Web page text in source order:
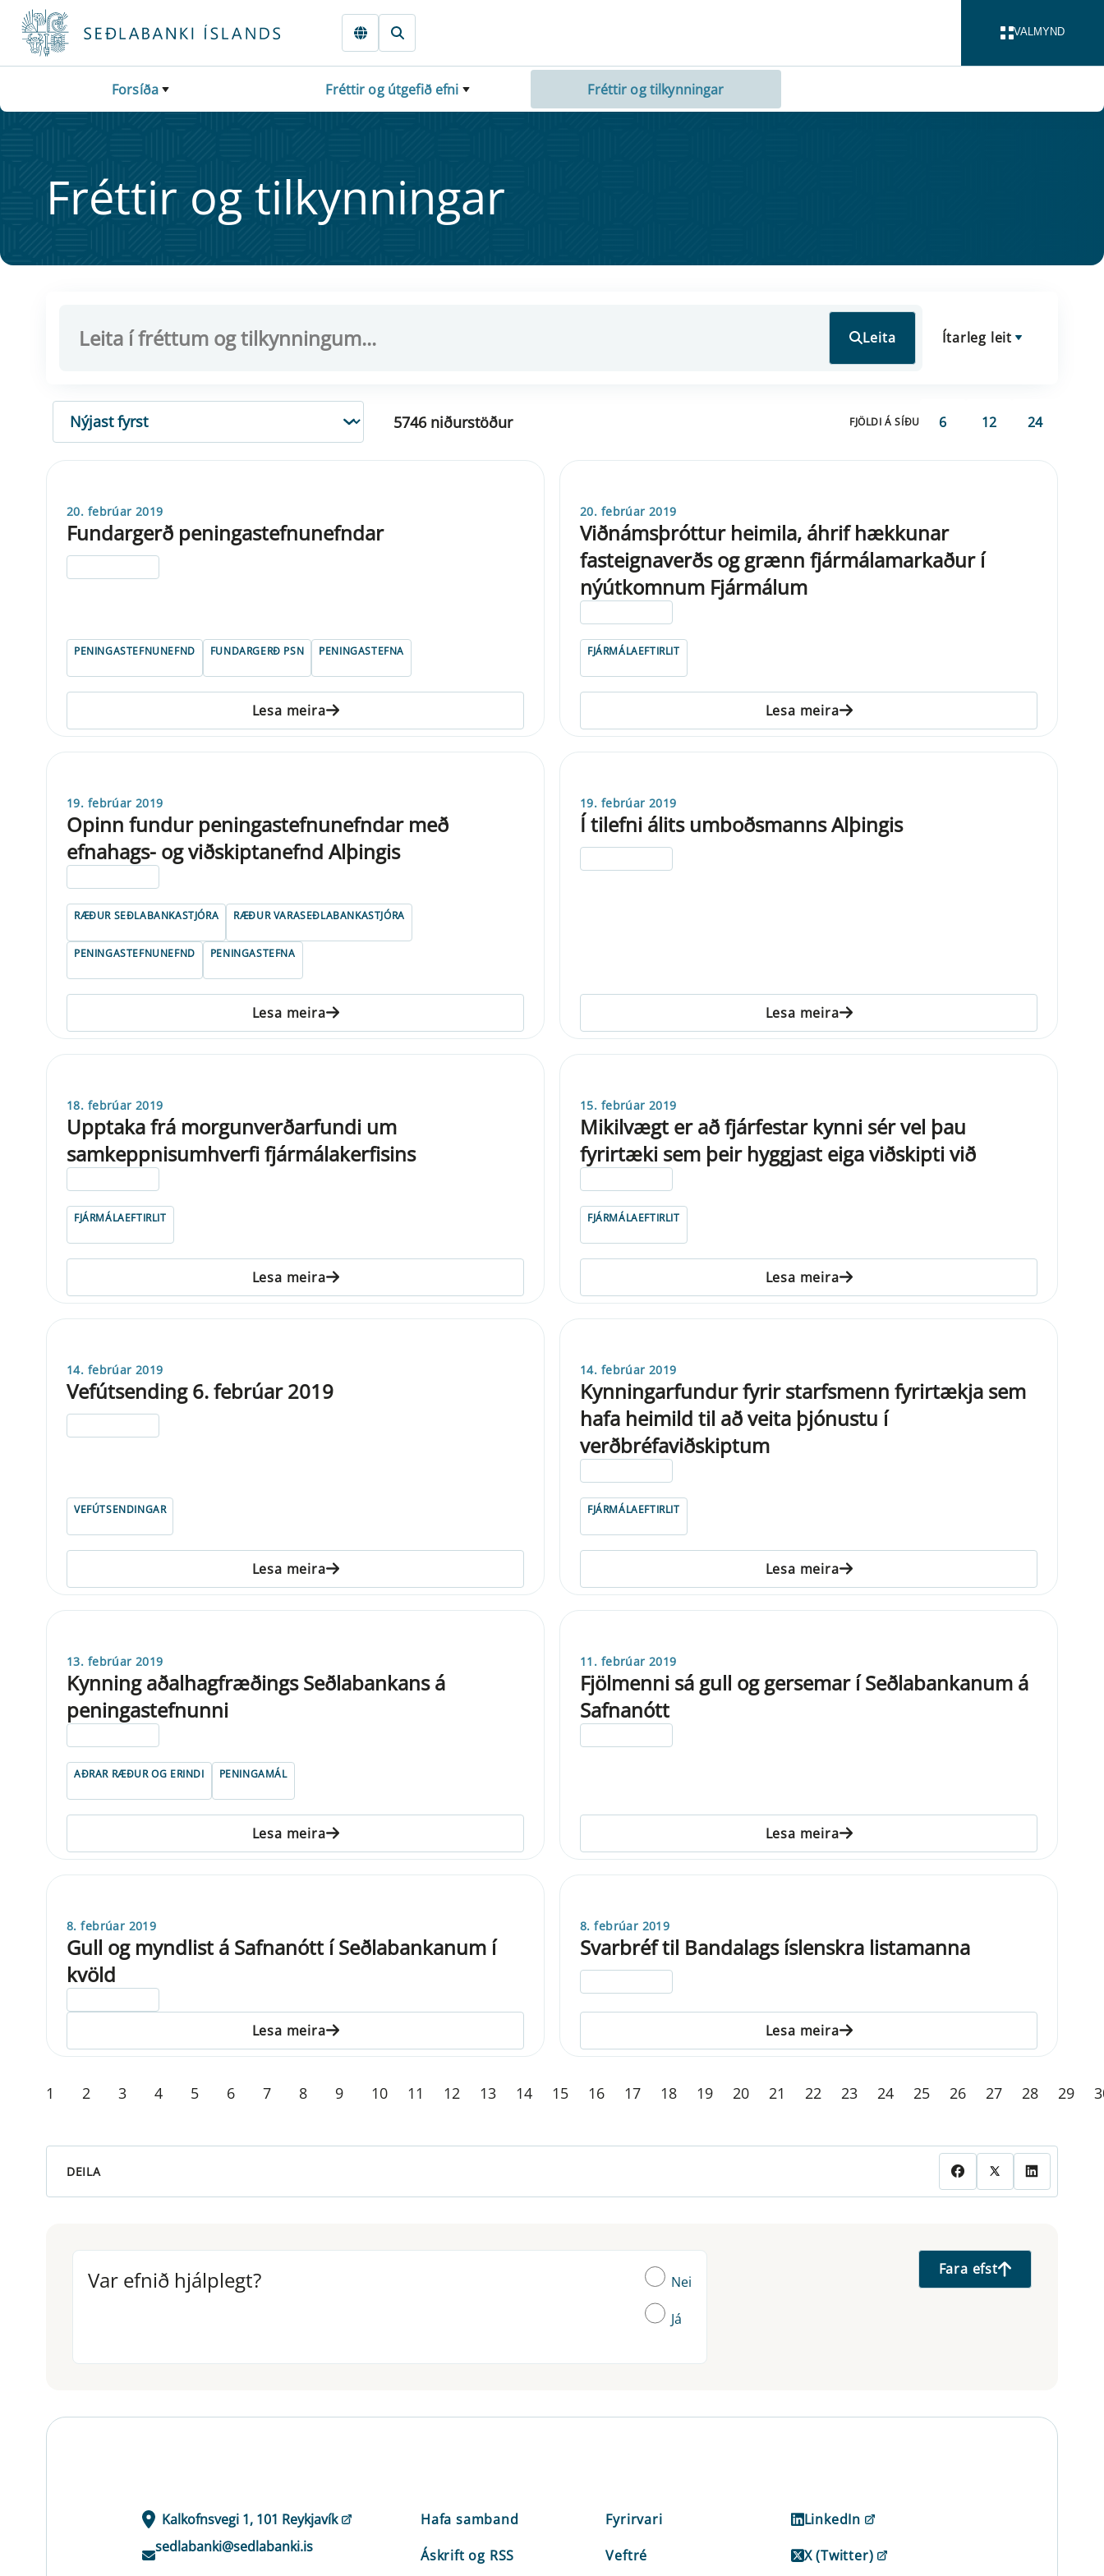
Fara beint í Meginmál
VALMYND
Forsíða Fréttir og útgefið efni Fréttir og tilkynningar
Frétt­ir og til­kynn­ing­ar
Leita Ítarleg leit
RÖÐUN
5746 niðurstöður FJÖLDI Á SÍÐU 6 12 24
20. febrúar 2019
Fundargerð peningastefnunefndar
PENINGASTEFNUNEFND FUNDARGERÐ PSN PENINGASTEFNA
Lesa meira
20. febrúar 2019
Viðnámsþróttur heimila, áhrif hækkunar
fasteignaverðs og grænn fjármálamarkaður í
nýútkomnum Fjármálum
FJÁRMÁLAEFTIRLIT
Lesa meira
19. febrúar 2019
Opinn fundur peningastefnunefndar með
efnahags- og viðskiptanefnd Alþingis
RÆÐUR SEÐLABANKASTJÓRA RÆÐUR VARASEÐLABANKASTJÓRA
PENINGASTEFNUNEFND PENINGASTEFNA
Lesa meira
19. febrúar 2019
Í tilefni álits umboðsmanns Alþingis
Lesa meira
18. febrúar 2019
Upptaka frá morgunverðarfundi um
samkeppnisumhverfi fjármálakerfisins
FJÁRMÁLAEFTIRLIT
Lesa meira
15. febrúar 2019
Mikilvægt er að fjárfestar kynni sér vel þau
fyrirtæki sem þeir hyggjast eiga viðskipti við
FJÁRMÁLAEFTIRLIT
Lesa meira
14. febrúar 2019
Vefútsending 6. febrúar 2019
VEFÚTSENDINGAR
Lesa meira
14. febrúar 2019
Kynningarfundur fyrir starfsmenn fyrirtækja sem
hafa heimild til að veita þjónustu í
verðbréfaviðskiptum
FJÁRMÁLAEFTIRLIT
Lesa meira
13. febrúar 2019
Kynning aðalhagfræðings Seðlabankans á
peningastefnunni
AÐRAR RÆÐUR OG ERINDI PENINGAMÁL
Lesa meira
11. febrúar 2019
Fjölmenni sá gull og gersemar í Seðlabankanum á
Safnanótt
Lesa meira
8. febrúar 2019
Gull og myndlist á Safnanótt í Seðlabankanum í
kvöld
Lesa meira
8. febrúar 2019
Svarbréf til Bandalags íslenskra listamanna
Lesa meira
1 2 3 4 5 6 7 8 9 10 11 12 13 14 15 16 17 18 19 20 21 22 23 24 25 26 27 28 29
DEILA
Var efnið hjálplegt?
Var efnið hjálplegt? Nei
Já
Fara efst
Kalkofnsvegi 1, 101 Reykjavík
sedlabanki@sedlabanki.is
Hafa samband
Áskrift og RSS
Fyrirvari
Veftré
LinkedIn
X (Twitter)